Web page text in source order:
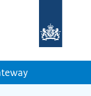
homepage